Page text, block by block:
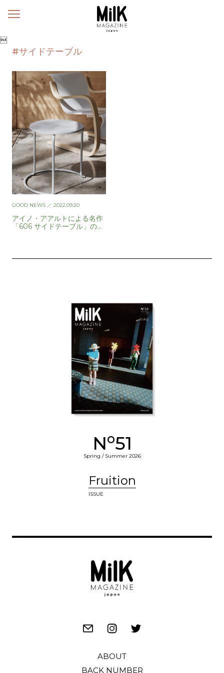
メ

#サイドテーブル
GOOD NEWS ／ 2022.09.20
アイノ・アアルトによる名作
「606 サイドテーブル」の限
No51
Spring / Summer 2026
Fruition
ISSUE
ABOUT
BACK NUMBER